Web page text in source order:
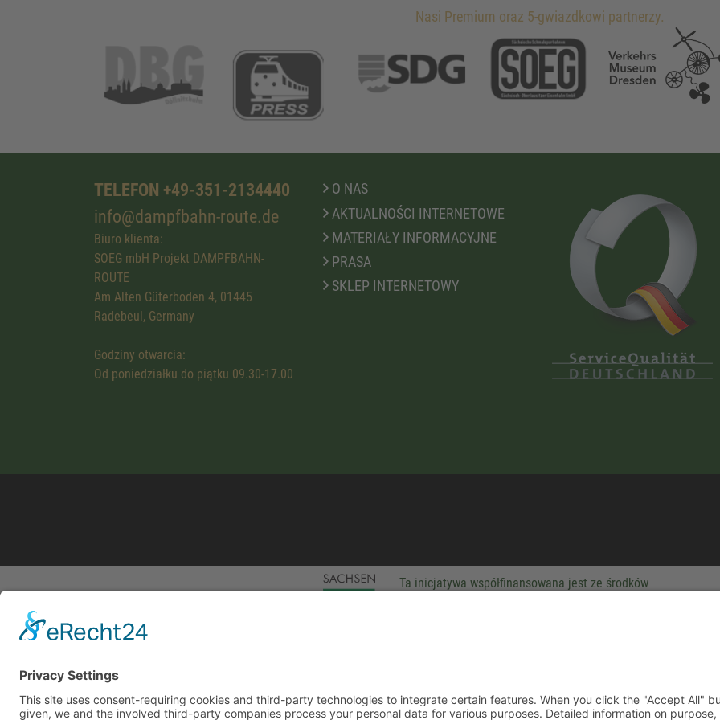
This site uses consent-requiring cookies and third-party technologies to integrate certain features. When you click
consent is given, we and the involved third-party companies process your personal data for various purposes.
can be found under the button "More" and in our privacy policy. You can revoke your consent at any time.
Nasi Premium oraz 5-gwiazdkowi partnerzy.
TELEFON +49-351-2134440
info@dampfbahn-route.de
Biuro klienta:
SOEG mbH Projekt DAMPFBAHN-
ROUTE
Am Alten Güterboden 4, 01445
Radebeul, Germany
Godziny otwarcia:
Od poniedziałku do piątku 09.30-17.00
O NAS
AKTUALNOŚCI INTERNETOWE
MATERIAŁY INFORMACYJNE
PRASA
SKLEP INTERNETOWY
Ta inicjatywa współfinansowana jest ze środków